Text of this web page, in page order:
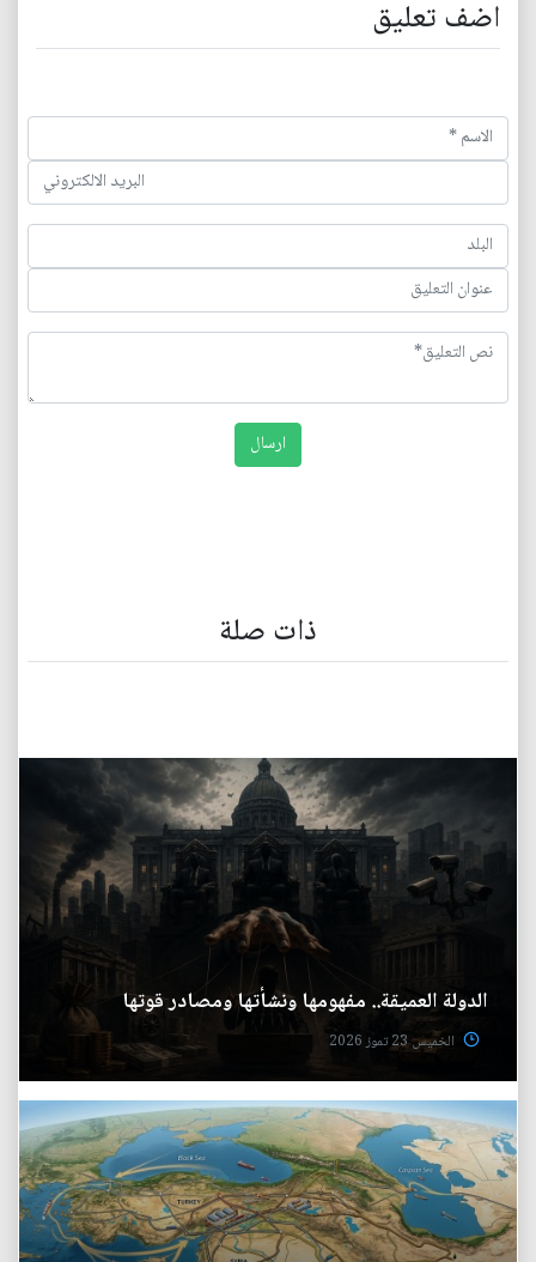
اضف تعليق
ذات صلة
الدولة العميقة.. مفهومها ونشأتها ومصادر قوتها
الخميس 23 تموز 2026